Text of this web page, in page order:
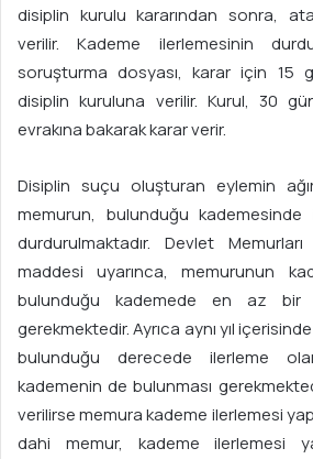
disiplin kurulu kararından sonra,
verilir. Kademe ilerlemesinin
soruşturma dosyası, karar için 15
disiplin kuruluna verilir. Kurul, 30
evrakına bakarak karar verir.
Disiplin suçu oluşturan eylemin
memurun, bulunduğu
durdurulmaktadır. Devlet
maddesi uyarınca, memurunun
bulunduğu kademede en az bir
gerekmektedir. Ayrıca aynı yıl
bulunduğu derecede ilerleme
kademenin de bulunması
verilirse memura kademe ilerlemesi
dahi memur, kademe ilerlemesi